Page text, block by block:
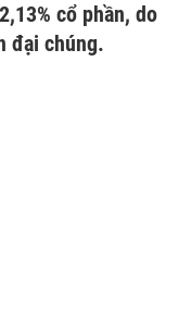
cổ phần, do
đại chúng.